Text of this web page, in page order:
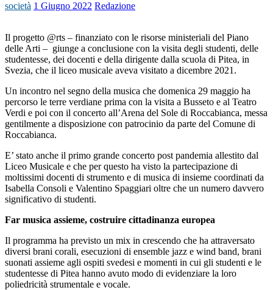
società 1 Giugno 2022 Redazione
Il progetto @rts – finanziato con le risorse ministeriali del Piano
delle Arti – giunge a conclusione con la visita degli studenti, delle
studentesse, dei docenti e della dirigente dalla scuola di Pitea, in
Svezia, che il liceo musicale aveva visitato a dicembre 2021.
Un incontro nel segno della musica che domenica 29 maggio ha
percorso le terre verdiane prima con la visita a Busseto e al Teatro
Verdi e poi con il concerto all’Arena del Sole di Roccabianca, messa
gentilmente a disposizione con patrocinio da parte del Comune di
Roccabianca.
E’ stato anche il primo grande concerto post pandemia allestito dal
Liceo Musicale e che per questo ha visto la partecipazione di
moltissimi docenti di strumento e di musica di insieme coordinati da
Isabella Consoli e Valentino Spaggiari oltre che un numero davvero
significativo di studenti.
Far musica assieme, costruire cittadinanza europea
Il programma ha previsto un mix in crescendo che ha attraversato
diversi brani corali, esecuzioni di ensemble jazz e wind band, brani
suonati assieme agli ospiti svedesi e momenti in cui gli studenti e le
studentesse di Pitea hanno avuto modo di evidenziare la loro
poliedricità strumentale e vocale.